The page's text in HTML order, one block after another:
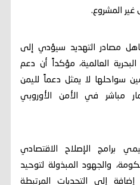
غير المشروع.
مصادر التهديد سيؤدي إلى
العالمية، مؤكداً أن دعم
سواحلها لا يمثل دعماً لليمن
مباشر في الأمن الأوروبي
برامج الإصلاح الاقتصادي
والجهود المبذولة لتوحيد
إضافة إلى التحديات المرتبطة